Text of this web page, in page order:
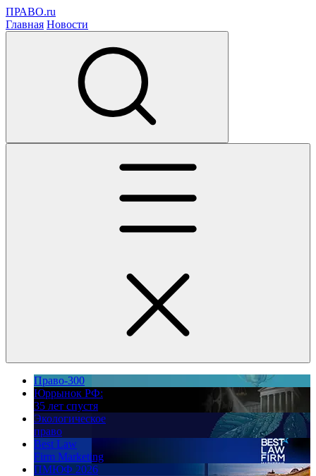
ПРАВО.ru
Главная Новости
Право-300
Юррынок РФ:
35 лет спустя
Экологическое
право
Best Law
Firm Marketing
ПМЮФ 2026